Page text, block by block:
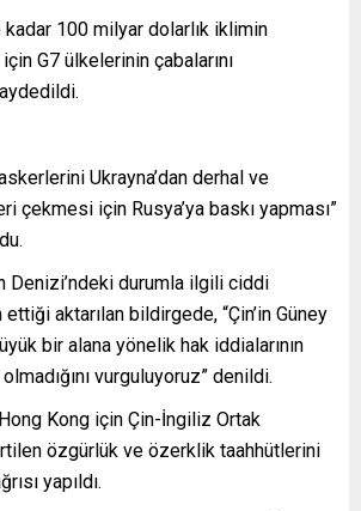
kadar 100 milyar dolarlık iklimin
G7 ülkelerinin çabalarını
Ukrayna’dan derhal ve
çekmesi için Rusya’ya baskı yapması”
Denizi’ndeki durumla ilgili ciddi
aktarılan bildirgede, “Çin’in Güney
bir alana yönelik hak iddialarının
vurguluyoruz” denildi.
Kong için Çin-İngiliz Ortak
özgürlük ve özerklik taahhütlerini
yapıldı.